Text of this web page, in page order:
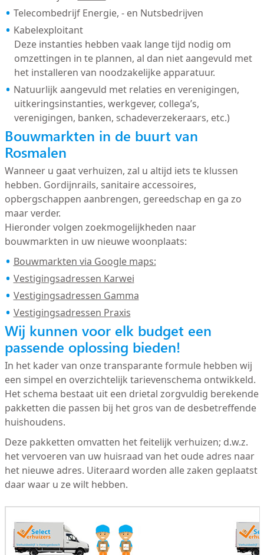
Telecombedrijf Energie, - en Nutsbedrijven
Kabelexploitant
Deze instanties hebben vaak lange tijd nodig om
omzettingen in te plannen, al dan niet aangevuld met
het installeren van noodzakelijke apparatuur.
Natuurlijk aangevuld met relaties en verenigingen,
uitkeringsinstanties, werkgever, collega’s,
verenigingen, banken, schadeverzekeraars, etc.)
Bouwmarkten in de buurt van
Rosmalen
Wanneer u gaat verhuizen, zal u altijd iets te klussen
hebben. Gordijnrails, sanitaire accessoires,
opbergschappen aanbrengen, gereedschap en ga zo
maar verder.
Hieronder volgen zoekmogelijkheden naar
bouwmarkten in uw nieuwe woonplaats:
Bouwmarkten via Google maps:
Vestigingsadressen Karwei
Vestigingsadressen Gamma
Vestigingsadressen Praxis
Wij kunnen voor elk budget een
passende oplossing bieden!
In het kader van onze transparante formule hebben wij
een simpel en overzichtelijk tarievenschema ontwikkeld.
Het schema bestaat uit een drietal zorgvuldig berekende
pakketten die passen bij het gros van de desbetreffende
huishoudens.
Deze pakketten omvatten het feitelijk verhuizen; d.w.z.
het vervoeren van uw huisraad van het oude adres naar
het nieuwe adres. Uiteraard worden alle zaken geplaatst
daar waar u ze wilt hebben.